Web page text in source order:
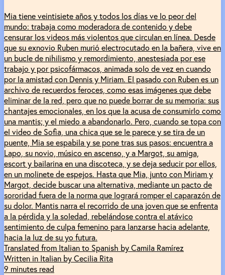
Mia tiene veintisiete años y todos los días ve lo peor del
mundo: trabaja como moderadora de contenido y debe
censurar los videos más violentos que circulan en línea. Desde
que su exnovio Ruben murió electrocutado en la bañera, vive en
un bucle de nihilismo y remordimiento, anestesiada por ese
trabajo y por psicofármacos, animada solo de vez en cuando
por la amistad con Dennis y Miriam. El pasado con Ruben es un
archivo de recuerdos feroces, como esas imágenes que debe
eliminar de la red, pero que no puede borrar de su memoria: sus
chantajes emocionales, en los que la acusa de consumirlo como
una mantis; y el miedo a abandonarlo. Pero, cuando se topa con
el video de Sofia, una chica que se le parece y se tira de un
puente, Mia se espabila y se pone tras sus pasos: encuentra a
Lapo, su novio, músico en ascenso, y a Margot, su amiga,
escort y bailarina en una discoteca, y se deja seducir por ellos,
en un molinete de espejos. Hasta que Mia, junto con Miriam y
Margot, decide buscar una alternativa, mediante un pacto de
sororidad fuera de la norma que logrará romper el caparazón de
su dolor. Mantis narra el recorrido de una joven que se enfrenta
a la pérdida y la soledad, rebelándose contra el atávico
sentimiento de culpa femenino para lanzarse hacia adelante,
hacia la luz de su yo futura.
Translated from Italian to Spanish by Camila Ramírez
Written in Italian by Cecilia Rita
9 minutes read